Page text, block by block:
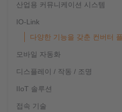
산업용 커뮤니케이션 시스템
IO-Link
다양한 기능을 갖춘 컨버터
모바일 자동화
디스플레이 / 작동 / 조명
IIoT 솔루션
접속 기술